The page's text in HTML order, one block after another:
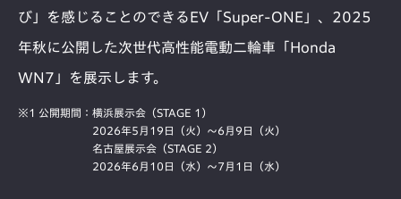
び」を感じることのできるEV「Super-ONE」、2025
年秋に公開した次世代高性能電動二輪車「Honda
WN7」を展示します。
※1 公開期間： 横浜展示会（STAGE 1）
2026年5月19日（火）～6月9日（火）
名古屋展示会（STAGE 2）
2026年6月10日（水）～7月1日（水）